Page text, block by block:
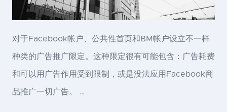
对于Facebook帐户、公共性首页和BM帐户设立不一样
种类的广告推广限定。这种限定很有可能包含：广告耗费
和可以用广告作用受到限制，或是没法应用Facebook商
品推广一切广告。 …